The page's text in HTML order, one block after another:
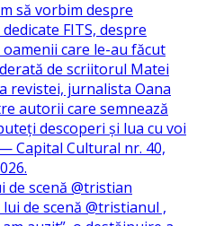
de scenă @tristian